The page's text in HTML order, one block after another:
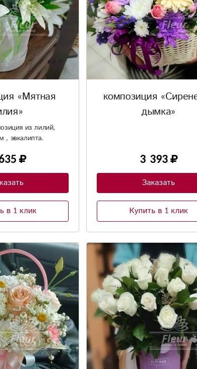
«Мятная
из лилий,
, эвкалипта.
в 1 клик
композиция
дымка»
3 393
Заказать
Купить в 1 клик